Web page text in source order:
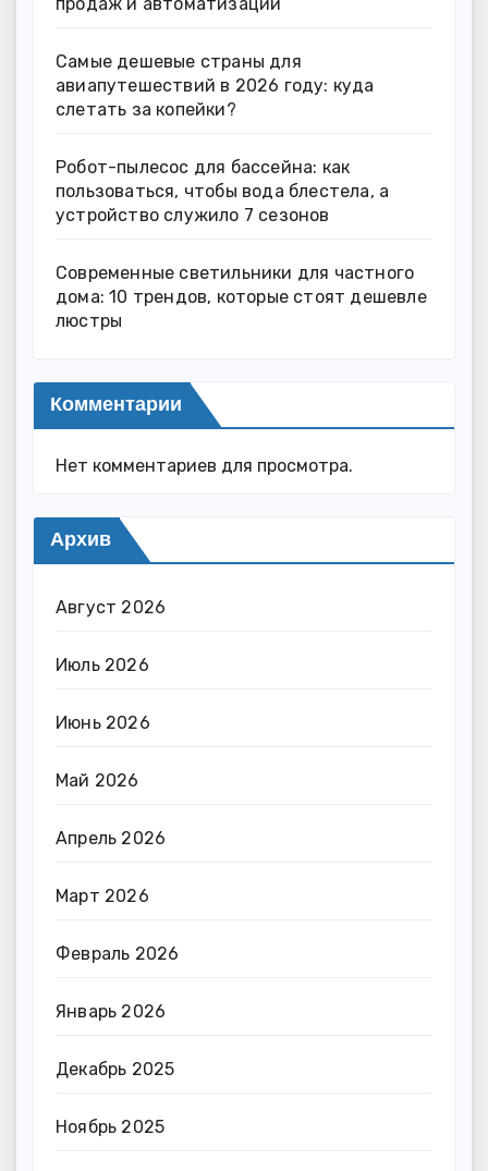
Самые дешевые страны для
авиапутешествий в 2026 году: куда
слетать за копейки?
Робот-пылесос для бассейна: как
пользоваться, чтобы вода блестела, а
устройство служило 7 сезонов
Современные светильники для частного
дома: 10 трендов, которые стоят дешевле
люстры
Комментарии
Нет комментариев для просмотра.
Архив
Август 2026
Июль 2026
Июнь 2026
Май 2026
Апрель 2026
Март 2026
Февраль 2026
Январь 2026
Декабрь 2025
Ноябрь 2025